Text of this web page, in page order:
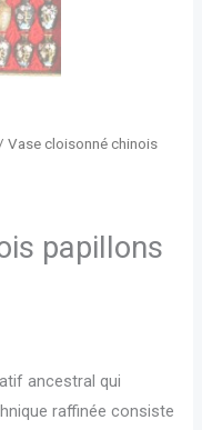
Vase cloisonné chinois
papillons
ancestral qui
raffinée consiste